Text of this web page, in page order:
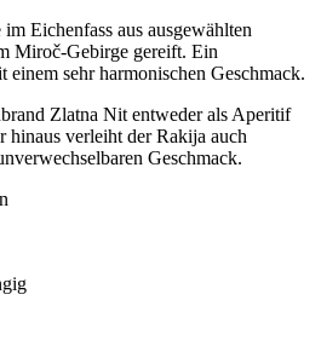
Eichenfass aus ausgewählten
Miroč-Gebirge gereift. Ein
einem sehr harmonischen Geschmack.
Zlatna Nit entweder als Aperitif
hinaus verleiht der Rakija auch
Geschmack.